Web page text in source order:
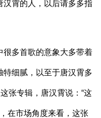
汉霄的人，以后请多多指
首歌的意象大多带着
特细腻，以至于唐汉霄多
张专辑，唐汉霄说：“这
在市场角度来看，这张